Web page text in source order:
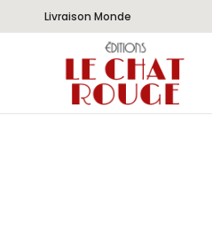
Livraison Monde